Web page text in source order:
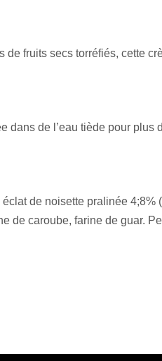
de fruits secs torréfiés, cette
dans de l’eau tiède pour plus
de noisette pralinée 4;8%
de caroube, farine de guar.